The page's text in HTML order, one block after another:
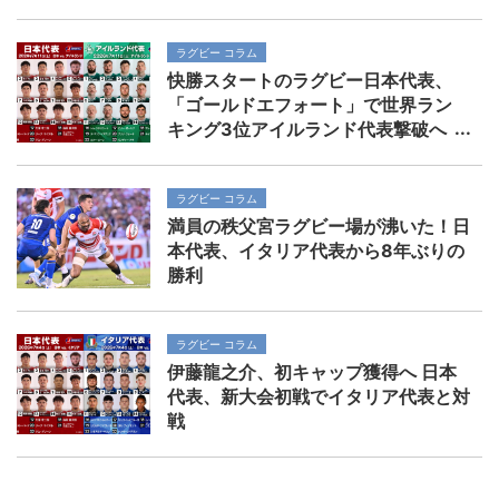
ラグビー コラム
快勝スタートのラグビー日本代表、
「ゴールドエフォート」で世界ラン
キング3位アイルランド代表撃破へ
ラグビー コラム
満員の秩父宮ラグビー場が沸いた！日
本代表、イタリア代表から8年ぶりの
勝利
ラグビー コラム
伊藤龍之介、初キャップ獲得へ 日本
代表、新大会初戦でイタリア代表と対
戦